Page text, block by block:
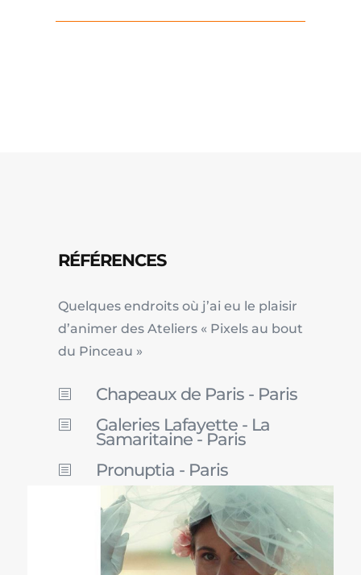
RÉFÉRENCES
Quelques endroits où j’ai eu le plaisir
d’animer des Ateliers « Pixels au bout
du Pinceau »
b Chapeaux de Paris - Paris
b Galeries Lafayette - La
Samaritaine - Paris
b Pronuptia - Paris